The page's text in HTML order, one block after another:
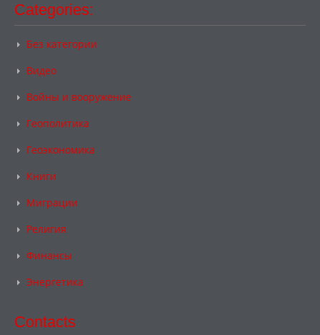
Categories:
Без категории
Видео
Войны и вооружение
Геополитика
Геоэкономика
Книги
Миграции
Религия
Финансы
Энергетика
Contacts